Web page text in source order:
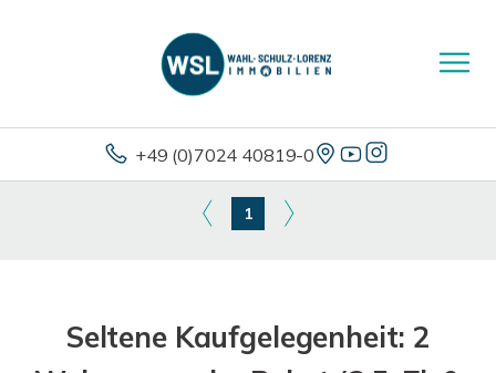
+49 (0)7024 40819-0
1
Seltene Kaufgelegenheit: 2